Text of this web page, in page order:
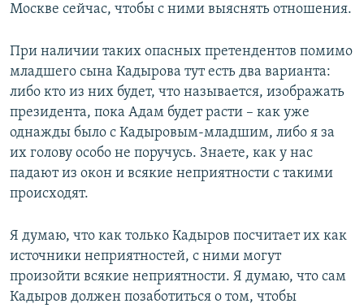
Москве сейчас, чтобы с ними выяснять отношения.
При наличии таких опасных претендентов помимо
младшего сына Кадырова тут есть два варианта:
либо кто из них будет, что называется, изображать
президента, пока Адам будет расти – как уже
однажды было с Кадыровым-младшим, либо я за
их голову особо не поручусь. Знаете, как у нас
падают из окон и всякие неприятности с такими
происходят.
Я думаю, что как только Кадыров посчитает их как
источники неприятностей, с ними могут
произойти всякие неприятности. Я думаю, что сам
Кадыров должен позаботиться о том, чтобы